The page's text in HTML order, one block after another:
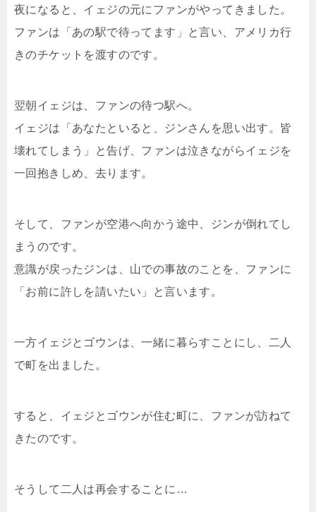
夜になると、イェジの元にファンがやってきました。
ファンは「あの駅で待ってます」と言い、アメリカ行
きのチケットを渡すのです。
翌朝イェジは、ファンの待つ駅へ。
イェジは「あなたといると、ジンさんを思い出す。皆
壊れてしまう」と告げ、ファンは泣きながらイェジを
一回抱きしめ、去ります。
そして、ファンが空港へ向かう途中、ジンが倒れてし
まうのです。
意識が戻ったジンは、山での事故のことを、ファンに
「お前に許しを請いたい」と言います。
一方イェジとゴウンは、一緒に暮らすことにし、二人
で町を出ました。
すると、イェジとゴウンが住む町に、ファンが訪ねて
きたのです。
そうして二人は再会することに…